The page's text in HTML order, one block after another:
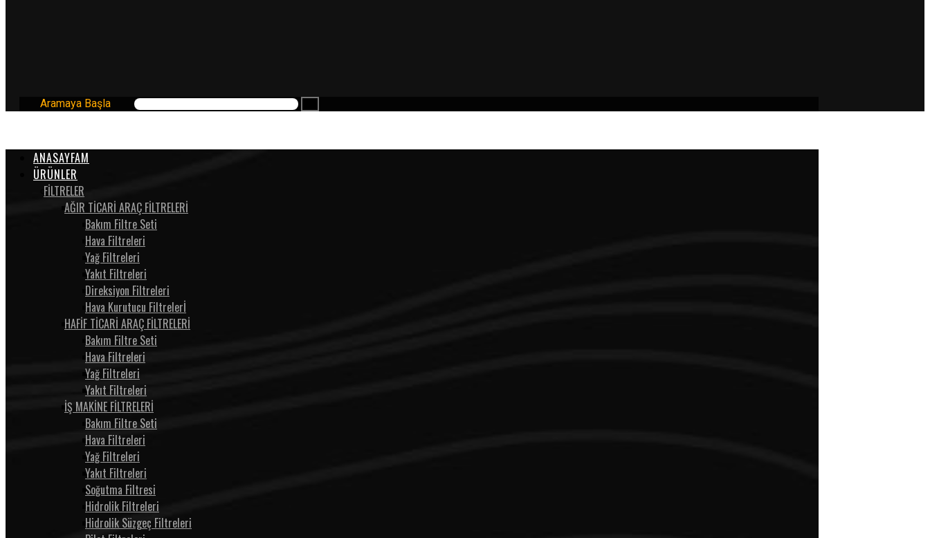
Aramaya Başla
ANASAYFAM
ÜRÜNLER
FİLTRELER
AĞIR TİCARİ ARAÇ FİLTRELERİ
Bakım Filtre Seti
Hava Filtreleri
Yağ Filtreleri
Yakıt Filtreleri
Direksiyon Filtreleri
Hava Kurutucu Filtrelerİ
HAFİF TİCARİ ARAÇ FİLTRELERİ
Bakım Filtre Seti
Hava Filtreleri
Yağ Filtreleri
Yakıt Filtreleri
İŞ MAKİNE FİLTRELERİ
Bakım Filtre Seti
Hava Filtreleri
Yağ Filtreleri
Yakıt Filtreleri
Soğutma Filtresi
Hidrolik Filtreleri
Hidrolik Süzgeç Filtreleri